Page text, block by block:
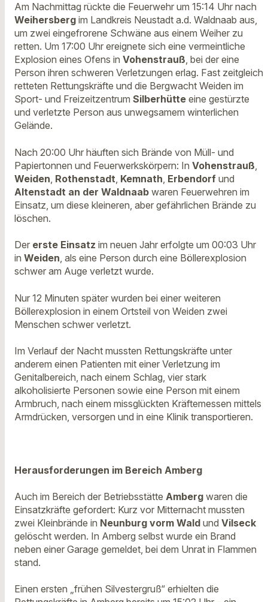
Am Nachmittag rückte die Feuerwehr um 15:14 Uhr nach
Weihersberg im Landkreis Neustadt a.d. Waldnaab aus,
um zwei eingefrorene Schwäne aus einem Weiher zu
retten. Um 17:00 Uhr ereignete sich eine vermeintliche
Explosion eines Ofens in Vohenstrauß, bei der eine
Person ihren schweren Verletzungen erlag. Fast zeitgleich
retteten Rettungskräfte und die Bergwacht Weiden im
Sport- und Freizeitzentrum Silberhütte eine gestürzte
und verletzte Person aus unwegsamem winterlichen
Gelände.
Nach 20:00 Uhr häuften sich Brände von Müll- und
Papiertonnen und Feuerwerkskörpern: In Vohenstrauß
Weiden Rothenstadt Kemnath Erbendorf und
Altenstadt an der Waldnaab waren Feuerwehren im
Einsatz, um diese kleineren, aber gefährlichen Brände zu
löschen.
Der erste Einsatz im neuen Jahr erfolgte um 00:03 Uhr
in Weiden, als eine Person durch eine Böllerexplosion
schwer am Auge verletzt wurde.
Nur 12 Minuten später wurden bei einer weiteren
Böllerexplosion in einem Ortsteil von Weiden zwei
Menschen schwer verletzt.
Im Verlauf der Nacht mussten Rettungskräfte unter
anderem einen Patienten mit einer Verletzung im
Genitalbereich, nach einem Schlag, vier stark
alkoholisierte Personen sowie eine Person mit einem
Armbruch, nach einem missglückten Kräftemessen mittels
Armdrücken, versorgen und in eine Klinik transportieren.
Herausforderungen im Bereich Amberg
Auch im Bereich der Betriebsstätte Amberg waren die
Einsatzkräfte gefordert: Kurz vor Mitternacht mussten
zwei Kleinbrände in Neunburg vorm Wald und Vilseck
gelöscht werden. In Amberg selbst wurde ein Brand
neben einer Garage gemeldet, bei dem Unrat in Flammen
stand.
Einen ersten „frühen Silvestergruß“ erhielten die